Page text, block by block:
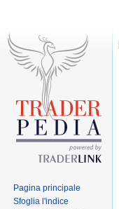
Pagina principale
Sfoglia l'indice